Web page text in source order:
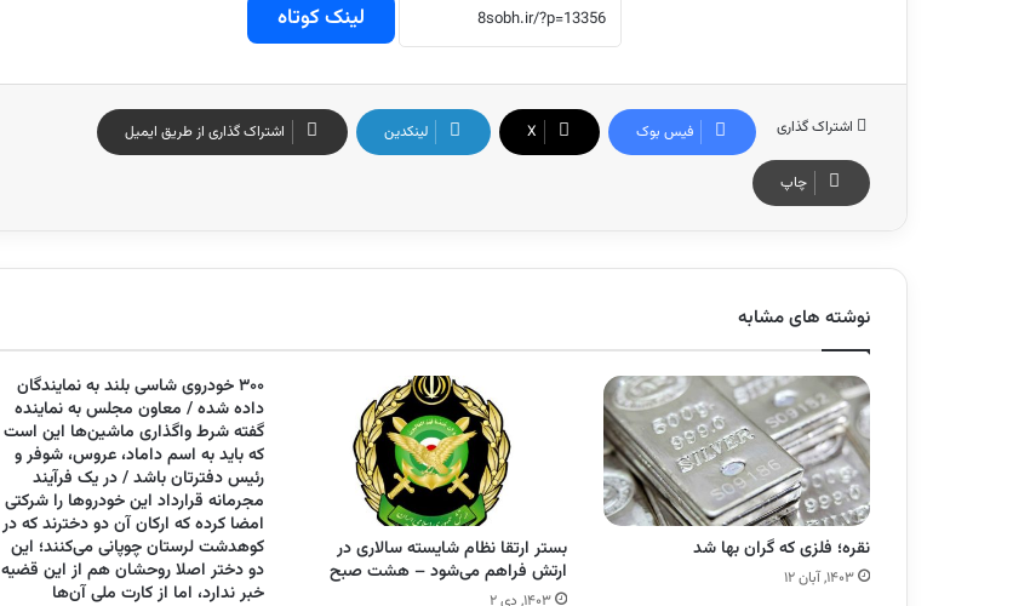
لینک کوتاه
اشتراک گذاری فیس بوک X لینکدین اشتراک گذاری از طریق ایمیل
چاپ
نوشته های مشابه
نقره؛ فلزی که گران بها شد
۱۴۰۳, آبان ۱۲
بستر ارتقا نظام شایسته سالاری در
ارتش فراهم می‌شود – هشت صبح
۱۴۰۳, دی ۲
۳۰۰ خودروی شاسی بلند به نمایندگان
داده شده / معاون مجلس به نماینده
گفته شرط واگذاری ماشین‌ها این است
که باید به اسم داماد، عروس، شوفر و
رئیس دفترتان باشد / در یک فرآیند
مجرمانه قرارداد این خودرو‌ها را شرکتی
امضا کرده که ارکان آن دو دخترند که در
کوهدشت لرستان چوپانی می‌کنند؛ این
دو دختر اصلا روحشان هم از این قضیه
خبر ندارد، اما از کارت ملی آن‌ها